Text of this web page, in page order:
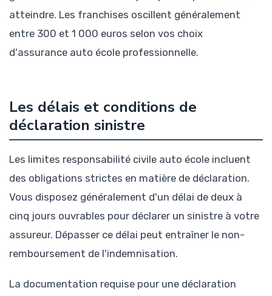
atteindre. Les franchises oscillent généralement
entre 300 et 1 000 euros selon vos choix
d'assurance auto école professionnelle.
Les délais et conditions de
déclaration sinistre
Les limites responsabilité civile auto école incluent
des obligations strictes en matière de déclaration.
Vous disposez généralement d'un délai de deux à
cinq jours ouvrables pour déclarer un sinistre à votre
assureur. Dépasser ce délai peut entraîner le non-
remboursement de l'indemnisation.
La documentation requise pour une déclaration